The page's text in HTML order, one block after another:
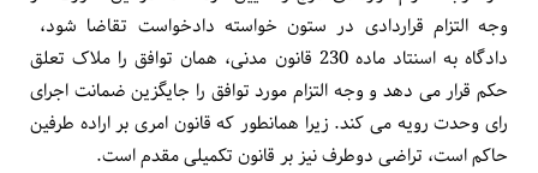
وجه التزام قراردادی در ستون خواسته دادخواست تقاضا شود،
دادگاه به اسنتاد ماده 230 قانون مدنی، همان توافق را ملاک تعلق
حکم قرار می دهد و وجه التزام مورد توافق را جایگزین ضمانت اجرای
رای وحدت رویه می کند. زیرا همان­طور که قانون امری بر اراده طرفین
حاکم است، تراضی دوطرف نیز بر قانون تکمیلی مقدم است.